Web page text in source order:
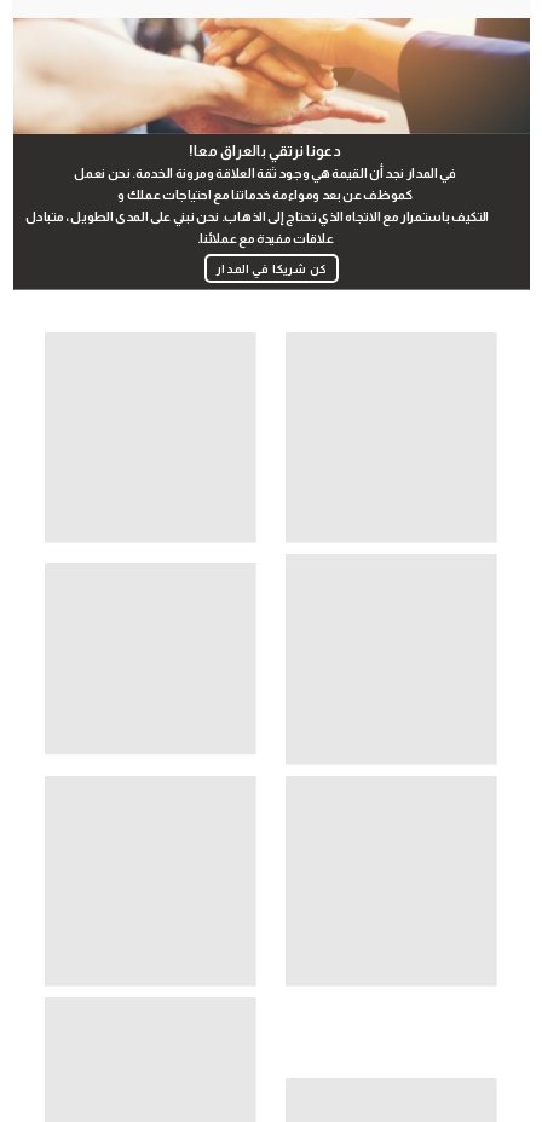
دعونا نرتقي بالعراق معا!
في المدار نجد أن القيمة هي وجود ثقة العلاقة ومرونة الخدمة. نحن نعمل
كموظف عن بعد ومواءمة خدماتنا مع احتياجات عملك و
التكيف باستمرار مع الاتجاه الذي تحتاج إلى الذهاب. نحن نبني على المدى الطويل ، متبادل
علاقات مفيدة مع عملائنا.
كن شريكا في المدار